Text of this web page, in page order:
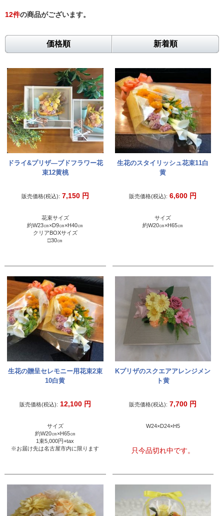
12件の商品がございます。
価格順 新着順
ドライ&プリザ―ブドフラワー花
束12黄桃
販売価格(税込): 7,150 円
花束サイズ
約W23㎝×D9㎝×H40㎝
クリアBOXサイズ
□30㎝
生花のスタイリッシュ花束11白
黄
販売価格(税込): 6,600 円
サイズ
約W20㎝×H65㎝
生花の贈呈セレモニー用花束2束
10白黄
販売価格(税込): 12,100 円
サイズ
約W20㎝×H65㎝
1束5,000円+tax
※お届け先は名古屋市内に限ります
Kプリザのスクエアアレンジメン
ト黄
販売価格(税込): 7,700 円
W24×D24×H5
只今品切れ中です。